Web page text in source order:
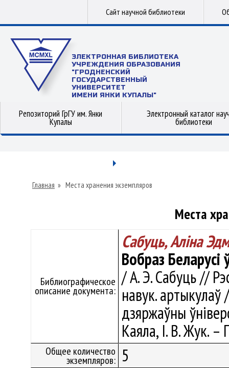
Сайт научной библиотеки
ЭЛЕКТРОННАЯ БИБЛИОТЕКА
УЧРЕЖДЕНИЯ ОБРАЗОВАНИЯ
"ГРОДНЕНСКИЙ
ГОСУДАРСТВЕННЫЙ
УНИВЕРСИТЕТ
ИМЕНИ ЯНКИ КУПАЛЫ"
Репозиторий ГрГУ им. Янки
Купалы
Электронный каталог
библиотеки
Главная » Места хранения экземпляров
Места
Библиографическое
описание документа:
Сабуць, Аліна
Вобраз
/ А. Э. Сабуць //
навук. артыкулаў
дзяржаўны
Каяла, І. В. Жук.
Общее количество
экземпляров: 5